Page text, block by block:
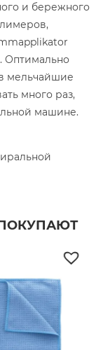
и бережного
Оптимально
мельчайшие
много раз,
машине.